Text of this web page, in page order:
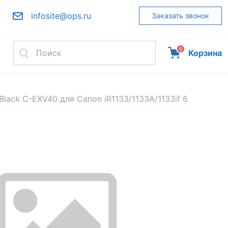
infosite@ops.ru Заказать звонок
0 Корзина
C-EXV40 для Canon iR1133/1133A/1133if 6